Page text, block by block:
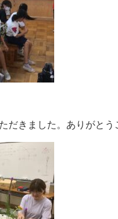
だきました。ありがとう